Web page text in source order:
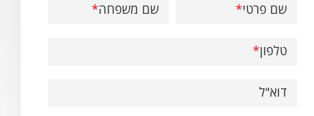
שם פרטי שם משפחה
טלפון
דוא"ל